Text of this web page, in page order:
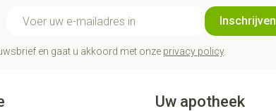
Inschrijven
en gaat u akkoord met onze privacy policy.
Uw apotheek